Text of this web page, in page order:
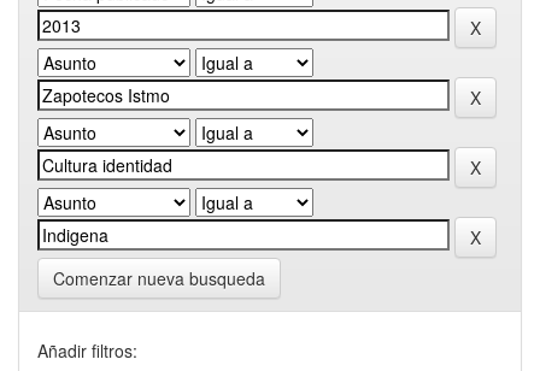
Comenzar nueva busqueda
Añadir filtros: